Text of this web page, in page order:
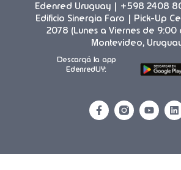
Edenred Uruguay | +598 2408
Edificio Sinergia Faro | Pick-Up
2078 (Lunes a Viernes de 9:00
Montevideo,
Descargá la app
EdenredUY: